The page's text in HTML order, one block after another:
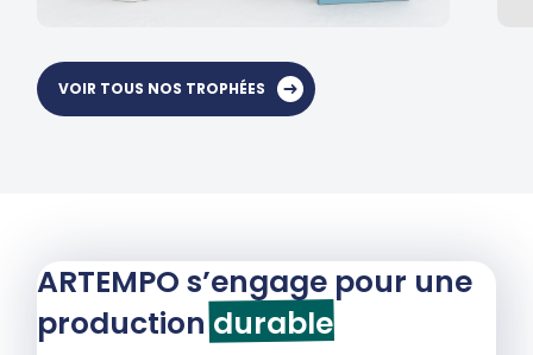
VOIR TOUS NOS TROPHÉES
ARTEMPO s’engage pour une
productiondurable